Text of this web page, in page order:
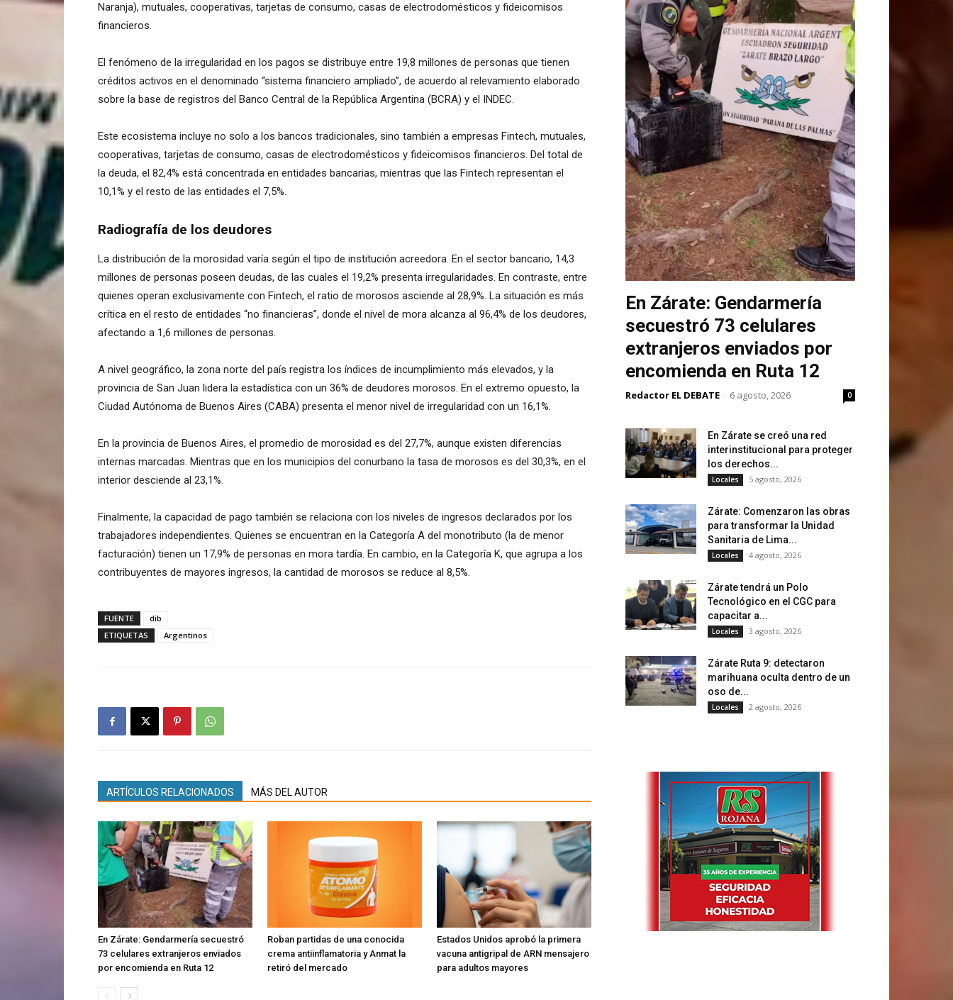
Naranja), mutuales, cooperativas, tarjetas de consumo, casas de electrodomésticos y fideicomisos
financieros.
El fenómeno de la irregularidad en los pagos se distribuye entre 19,8 millones de personas que tienen
créditos activos en el denominado “sistema financiero ampliado”, de acuerdo al relevamiento elaborado
sobre la base de registros del Banco Central de la República Argentina (BCRA) y el INDEC.
Este ecosistema incluye no solo a los bancos tradicionales, sino también a empresas Fintech, mutuales,
cooperativas, tarjetas de consumo, casas de electrodomésticos y fideicomisos financieros. Del total de
la deuda, el 82,4% está concentrada en entidades bancarias, mientras que las Fintech representan el
10,1% y el resto de las entidades el 7,5%.
Radiografía de los deudores
La distribución de la morosidad varía según el tipo de institución acreedora. En el sector bancario, 14,3
millones de personas poseen deudas, de las cuales el 19,2% presenta irregularidades. En contraste, entre
quienes operan exclusivamente con Fintech, el ratio de morosos asciende al 28,9%. La situación es más
crítica en el resto de entidades “no financieras”, donde el nivel de mora alcanza al 96,4% de los deudores,
afectando a 1,6 millones de personas.
A nivel geográfico, la zona norte del país registra los índices de incumplimiento más elevados, y la
provincia de San Juan lidera la estadística con un 36% de deudores morosos. En el extremo opuesto, la
Ciudad Autónoma de Buenos Aires (CABA) presenta el menor nivel de irregularidad con un 16,1%.
En la provincia de Buenos Aires, el promedio de morosidad es del 27,7%, aunque existen diferencias
internas marcadas. Mientras que en los municipios del conurbano la tasa de morosos es del 30,3%, en el
interior desciende al 23,1%.
Finalmente, la capacidad de pago también se relaciona con los niveles de ingresos declarados por los
trabajadores independientes. Quienes se encuentran en la Categoría A del monotributo (la de menor
facturación) tienen un 17,9% de personas en mora tardía. En cambio, en la Categoría K, que agrupa a los
contribuyentes de mayores ingresos, la cantidad de morosos se reduce al 8,5%.
FUENTE
dib
ETIQUETAS
Argentinos
ARTÍCULOS RELACIONADOS MÁS DEL AUTOR
En Zárate: Gendarmería secuestró
73 celulares extranjeros enviados
por encomienda en Ruta 12
Roban partidas de una conocida
crema antiinflamatoria y Anmat la
retiró del mercado
Estados Unidos aprobó la primera
vacuna antigripal de ARN mensajero
para adultos mayores
En Zárate: Gendarmería
secuestró 73 celulares
extranjeros enviados por
encomienda en Ruta 12
Redactor EL DEBATE - 6 agosto, 2026 0
En Zárate se creó una red
interinstitucional para proteger
los derechos...
Locales 5 agosto, 2026
Zárate: Comenzaron las obras
para transformar la Unidad
Sanitaria de Lima...
Locales 4 agosto, 2026
Zárate tendrá un Polo
Tecnológico en el CGC para
capacitar a...
Locales 3 agosto, 2026
Zárate Ruta 9: detectaron
marihuana oculta dentro de un
oso de...
Locales 2 agosto, 2026